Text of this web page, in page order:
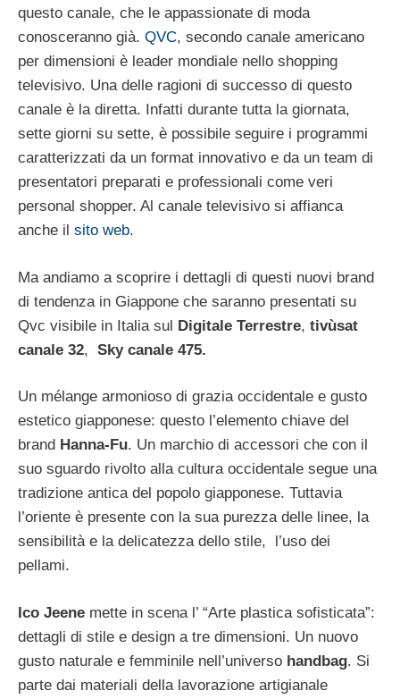
questo canale, che le appassionate di moda
conosceranno già. QVC, secondo canale americano
per dimensioni è leader mondiale nello shopping
televisivo. Una delle ragioni di successo di questo
canale è la diretta. Infatti durante tutta la giornata,
sette giorni su sette, è possibile seguire i programmi
caratterizzati da un format innovativo e da un team di
presentatori preparati e professionali come veri
personal shopper. Al canale televisivo si affianca
anche il sito web.
Ma andiamo a scoprire i dettagli di questi nuovi brand
di tendenza in Giappone che saranno presentati su
Qvc visibile in Italia sul Digitale Terrestre, tivùsat
canale 32, Sky canale 475.
Un mélange armonioso di grazia occidentale e gusto
estetico giapponese: questo l’elemento chiave del
brand Hanna-Fu. Un marchio di accessori che con il
suo sguardo rivolto alla cultura occidentale segue una
tradizione antica del popolo giapponese. Tuttavia
l’oriente è presente con la sua purezza delle linee, la
sensibilità e la delicatezza dello stile, l’uso dei
pellami.
Ico Jeene mette in scena l’ “Arte plastica sofisticata”:
dettagli di stile e design a tre dimensioni. Un nuovo
gusto naturale e femminile nell’universo handbag. Si
parte dai materiali della lavorazione artigianale